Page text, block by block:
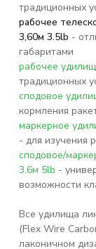
традиционных
рабочее
3,60м 3.5lb -
габаритами
рабочее
традиционных
сподовое
кормления
маркерное
- для изучения
сподовое/
3.6м 5lb -
возможности
Все удилища
(Flex Wire
лаконичном